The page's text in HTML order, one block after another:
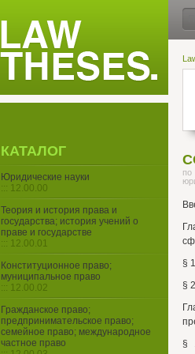
§
§
§
КАТАЛОГ
Юридические науки
::: 12.00.00
Теория и история права и
государства; история учений о
праве и государстве
::: 12.00.01
Конституционное право;
муниципальное право
::: 12.00.02
Гражданское право;
предпринимательское право;
семейное право; международное
частное право